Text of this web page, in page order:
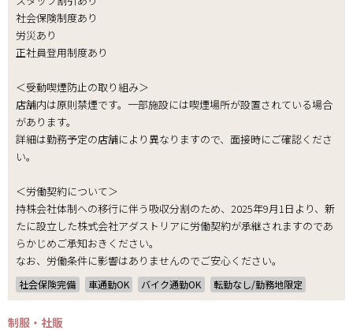
社会保険制度あり
労災あり
正社員登用制度あり
＜受動喫煙防止の取り組み＞
店舗内は原則禁煙です。一部施設には喫煙場所が設置されている場合
があります。
詳細は勤務予定の店舗により異なりますので、面接時にご確認くださ
い。
＜労働契約について＞
持株会社体制への移行に伴う吸収分割のため、2025年9月1日より、新
たに設立した株式会社アダストリアに労働契約が承継されますのであ
らかじめご承知おきください。
なお、労働条件に影響はありませんのでご安心ください。
社会保険完備 車通勤OK バイク通勤OK 転勤なし/勤務地限定
制服・社販